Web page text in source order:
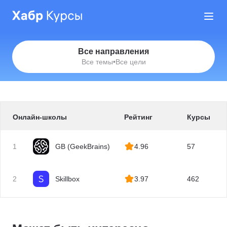
Все направления
Все темы•Все цели
Онлайн-школы Рейтинг Курсы
1 GB (GeekBrains) 4.96 57
2 Skillbox 3.97 462